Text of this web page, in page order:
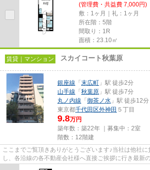
(管理費・共益費 7,000円)
敷：1ヶ月｜礼：1ヶ月
所在階：5階
間取り：1R
面積：23.10㎡
賃貸｜マンション スカイコート秋葉原
銀座線 「 末広町 」駅 徒歩2分
山手線 「 秋葉原 」駅 徒歩7分
丸ノ内線 「 御茶ノ水 」駅 徒歩12分
東京都千代田区外神田 ５丁目
9.8万円
築年数：築22年 ｜募集中： 2室
階数：12階建
ここまでご覧頂きありがとうございます♪当社は他社
し、各沿線の各不動産会社様へ直接ご挨拶に行き最新